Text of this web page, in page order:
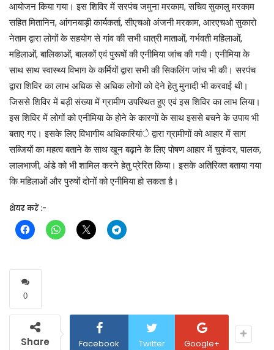
आयोजन किया गया। इस शिविर में सरपंच जमुना मरकाम, सचिव सुकालु मरकाम
सहित मितानिन, आंगनबाड़ी कार्यकर्ता, सीएचओ अंजनी मरकाम, आरएचओ सुकारो
नेताम द्वारा लोगों के सहयोग से गांव की सभी धात्री माताओं, गर्भवती महिलाओं,
महिलाओं, बालिकाओं, बालकों एवं पुरूषों की एनीमिया जांच की गयी। एनीमिया के
साथ साथ स्वास्थ्य विभाग के कर्मियों द्वारा सभी की सिकलिंग जांच भी की। सरपंच
द्वारा शिविर का लाभ अधिक से अधिक लोगों को देने हेतु मुनादी भी करवाई थी।
जिससे शिविर में बड़ी संख्या में ग्रामीण उपस्थित हुए एवं इस शिविर का लाभ लिया।
इस शिविर में लोगों को एनीमिया के होने के कारणों के साथ इससे बचने के उपाय भी
बताए गए। इसके लिए विभागीय अधिकारियांे द्वारा ग्रामीणों को आहार में साग
सब्जियों का महत्व बताने के साथ खून बढ़ाने के लिए पोषण आहार में चुकंदर, पालक,
लालभाजी, अंडे को भी शामिल करने हेतु प्रेरित किया। इसके अतिरिक्त बताया गया
कि महिलाओं और पुरुषों दोनों को एनीमिया हो सकता है।
शेयर करें :-
0
Share Facebook Twitter Google+